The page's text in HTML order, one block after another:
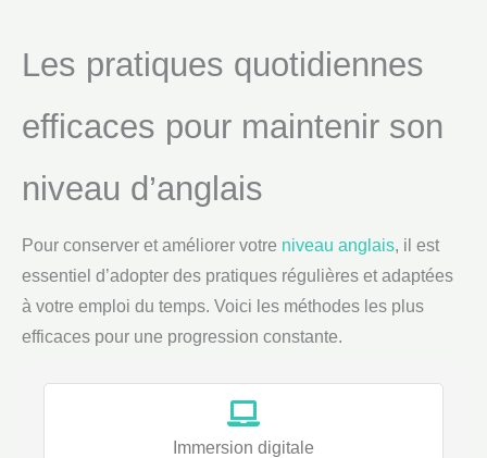
Les pratiques quotidiennes
efficaces pour maintenir son
niveau d’anglais
Pour conserver et améliorer votre niveau anglais, il est
essentiel d’adopter des pratiques régulières et adaptées
à votre emploi du temps. Voici les méthodes les plus
efficaces pour une progression constante.
Immersion digitale